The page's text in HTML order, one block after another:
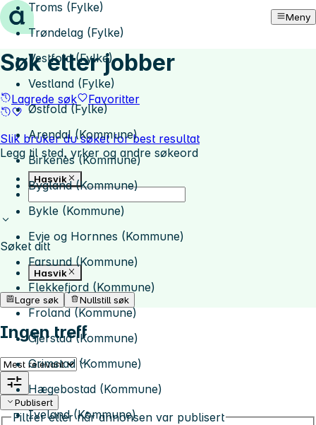
Hopp til innhold Meny
Søk etter jobber
Lagrede søk Favoritter
Slik bruker du søket for best resultat
Legg til sted, yrker og andre søkeord
Hasvik
Troms (Fylke)
Trøndelag (Fylke)
Vestfold (Fylke)
Vestland (Fylke)
Østfold (Fylke)
Arendal (Kommune)
Birkenes (Kommune)
Bygland (Kommune)
Bykle (Kommune)
Evje og Hornnes (Kommune)
Farsund (Kommune)
Flekkefjord (Kommune)
Froland (Kommune)
Gjerstad (Kommune)
Grimstad (Kommune)
Hægebostad (Kommune)
Iveland (Kommune)
Søket ditt
Hasvik
Lagre søk Nullstill søk
Ingen treff
Sorter etter
Publisert
Filtrer etter når annonsen var publisert